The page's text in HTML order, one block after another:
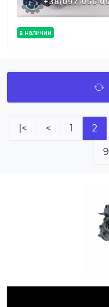
в наличии
|< < 1 2
9